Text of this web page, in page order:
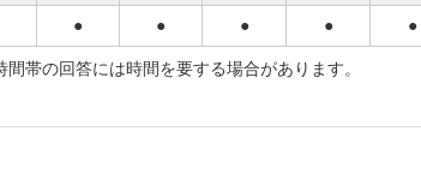
● ● ● ● ●
帯の回答には時間を要する場合があります。